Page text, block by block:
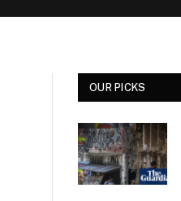
OUR PICKS